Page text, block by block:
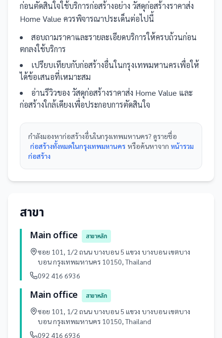
ก่อนตัดสินใจใช้บริการก่อสร้างอย่าง วัสดุก่อสร้างราคาส่ง
Home Value ควรพิจารณาประเด็นต่อไปนี้
สอบถามราคาและรายละเอียดบริการให้ครบถ้วนก่อน
ตกลงใช้บริการ
เปรียบเทียบกับก่อสร้างอื่นในกรุงเทพมหานครเพื่อให้
ได้ข้อเสนอที่เหมาะสม
อ่านรีวิวของ วัสดุก่อสร้างราคาส่ง Home Value และ
ก่อสร้างใกล้เคียงเพื่อประกอบการตัดสินใจ
กำลังมองหาก่อสร้างอื่นในกรุงเทพมหานคร? ดูรายชื่อ
ก่อสร้างทั้งหมดในกรุงเทพมหานคร หรือค้นหาจาก หน้ารวม
ก่อสร้าง
สาขา
Main office
สาขาหลัก
ซอย 101, 1/2 ถนน บางบอน 5 แขวง บางบอน เขตบาง
บอน กรุงเทพมหานคร 10150, Thailand
092 416 6936
Main office
สาขาหลัก
ซอย 101, 1/2 ถนน บางบอน 5 แขวง บางบอน เขตบาง
บอน กรุงเทพมหานคร 10150, Thailand
092 416 6936